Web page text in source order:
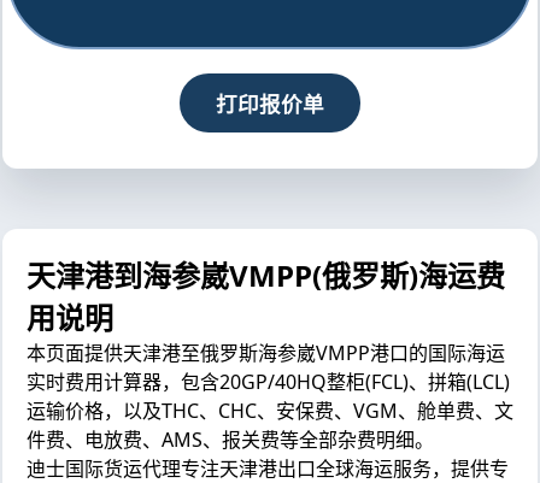
打印报价单
天津港到海参崴VMPP(俄罗斯)海运费
用说明
本页面提供天津港至俄罗斯海参崴VMPP港口的国际海运
实时费用计算器，包含20GP/40HQ整柜(FCL)、拼箱(LCL)
运输价格，以及THC、CHC、安保费、VGM、舱单费、文
件费、电放费、AMS、报关费等全部杂费明细。
迪士国际货运代理专注天津港出口全球海运服务，提供专